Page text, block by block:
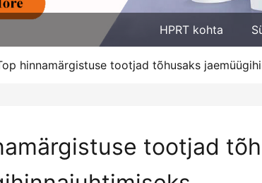
HPRT kohta
hinnamärgistuse tootjad tõhusaks
tootjad